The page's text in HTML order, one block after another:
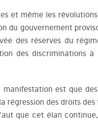
et même les
du gouvernement
des réserves du
des discriminations
est que
régression des droits
que cet élan